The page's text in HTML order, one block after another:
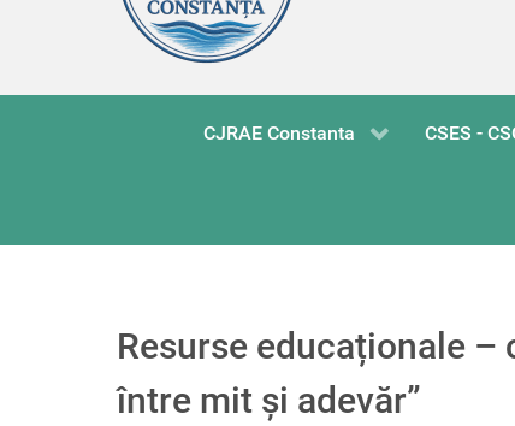
CJRAE Constanta CSES -
Resurse educaționale
între mit și adevăr”